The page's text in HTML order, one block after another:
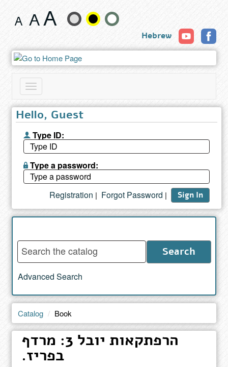
Change
size
and
color
Hebrew
Toggle
navigation
Hello, Guest
Type ID:
Type a password:
Sign In
|
Forgot Password
|
Registration
Enter
words
to
search
catalog
Search
Advanced Search
Catalog Book
הרפתקאות יובל 3: מרדף
בפריז‏.‏